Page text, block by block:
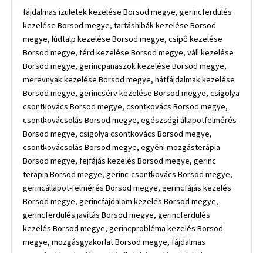
fájdalmas izületek kezelése Borsod megye, gerincferdülés
kezelése Borsod megye, tartáshibák kezelése Borsod
megye, lúdtalp kezelése Borsod megye, csípő kezelése
Borsod megye, térd kezelése Borsod megye, váll kezelése
Borsod megye, gerincpanaszok kezelése Borsod megye,
merevnyak kezelése Borsod megye, hátfájdalmak kezelése
Borsod megye, gerincsérv kezelése Borsod megye, csigolya
csontkovács Borsod megye, csontkovács Borsod megye,
csontkovácsolás Borsod megye, egészségi állapotfelmérés
Borsod megye, csigolya csontkovács Borsod megye,
csontkovácsolás Borsod megye, egyéni mozgásterápia
Borsod megye, fejfájás kezelés Borsod megye, gerinc
terápia Borsod megye, gerinc-csontkovács Borsod megye,
gerincállapot-felmérés Borsod megye, gerincfájás kezelés
Borsod megye, gerincfájdalom kezelés Borsod megye,
gerincferdülés javítás Borsod megye, gerincferdülés
kezelés Borsod megye, gerincprobléma kezelés Borsod
megye, mozgásgyakorlat Borsod megye, fájdalmas